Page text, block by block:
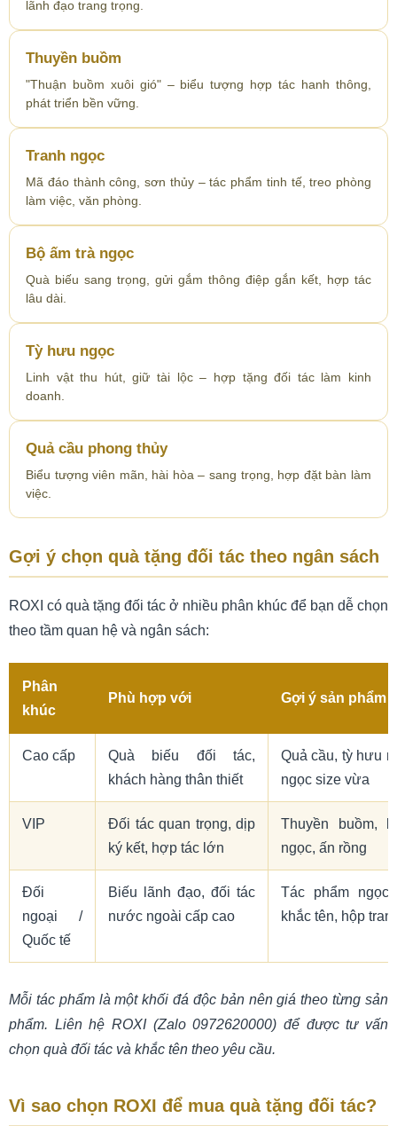
lãnh đạo trang trọng.
Thuyền buồm
"Thuận buồm xuôi gió" – biểu tượng hợp tác hanh thông,
phát triển bền vững.
Tranh ngọc
Mã đáo thành công, sơn thủy – tác phẩm tinh tế, treo phòng
làm việc, văn phòng.
Bộ ấm trà ngọc
Quà biếu sang trọng, gửi gắm thông điệp gắn kết, hợp tác
lâu dài.
Tỳ hưu ngọc
Linh vật thu hút, giữ tài lộc – hợp tặng đối tác làm kinh
doanh.
Quả cầu phong thủy
Biểu tượng viên mãn, hài hòa – sang trọng, hợp đặt bàn làm
việc.
Gợi ý chọn quà tặng đối tác theo ngân sách
ROXI có quà tặng đối tác ở nhiều phân khúc để bạn dễ chọn
theo tầm quan hệ và ngân sách:
Phân
khúc
Phù hợp với Gợi ý sản phẩm
Cao cấp
Quà biếu đối tác,
khách hàng thân thiết
Quả cầu, tỳ hưu
ngọc size vừa
VIP
Đối tác quan trọng, dịp
ký kết, hợp tác lớn
Thuyền buồm,
ngọc, ấn rồng
Đối
ngoại /
Quốc tế
Biếu lãnh đạo, đối tác
nước ngoài cấp cao
Tác phẩm ngọc
khắc tên, hộp
Mỗi tác phẩm là một khối đá độc bản nên giá theo từng sản
phẩm. Liên hệ ROXI (Zalo 0972620000) để được tư vấn
chọn quà đối tác và khắc tên theo yêu cầu.
Vì sao chọn ROXI để mua quà tặng đối tác?